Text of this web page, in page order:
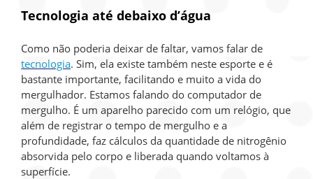
Tecnologia até debaixo d’água
Como não poderia deixar de faltar, vamos falar de
tecnologia. Sim, ela existe também neste esporte e é
bastante importante, facilitando e muito a vida do
mergulhador. Estamos falando do computador de
mergulho. É um aparelho parecido com um relógio, que
além de registrar o tempo de mergulho e a
profundidade, faz cálculos da quantidade de nitrogênio
absorvida pelo corpo e liberada quando voltamos à
superfície.